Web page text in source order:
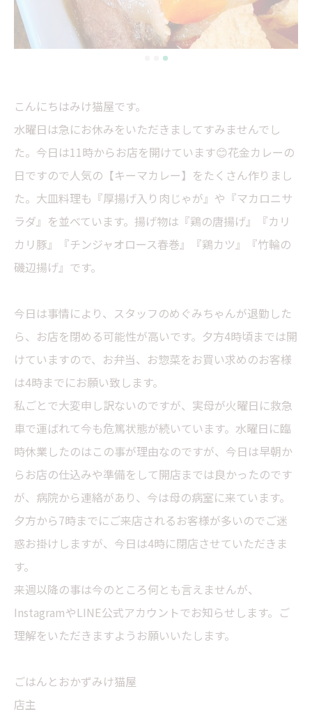
こんにちはみけ猫屋です。
水曜日は急にお休みをいただきましてすみませんでし
た。今日は11時からお店を開けています😊花金カレーの
日ですので人気の【キーマカレー】をたくさん作りまし
た。大皿料理も『厚揚げ入り肉じゃが』や『マカロニサ
ラダ』を並べています。揚げ物は『鶏の唐揚げ』『カリ
カリ豚』『チンジャオロース春巻』『鶏カツ』『竹輪の
磯辺揚げ』です。
今日は事情により、スタッフのめぐみちゃんが退勤した
ら、お店を閉める可能性が高いです。夕方4時頃までは開
けていますので、お弁当、お惣菜をお買い求めのお客様
は4時までにお願い致します。
私ごとで大変申し訳ないのですが、実母が火曜日に救急
車で運ばれて今も危篤状態が続いています。水曜日に臨
時休業したのはこの事が理由なのですが、今日は早朝か
らお店の仕込みや準備をして開店までは良かったのです
が、病院から連絡があり、今は母の病室に来ています。
夕方から7時までにご来店されるお客様が多いのでご迷
惑お掛けしますが、今日は4時に閉店させていただきま
す。
来週以降の事は今のところ何とも言えませんが、
InstagramやLINE公式アカウントでお知らせします。ご
理解をいただきますようお願いいたします。
ごはんとおかずみけ猫屋
店主